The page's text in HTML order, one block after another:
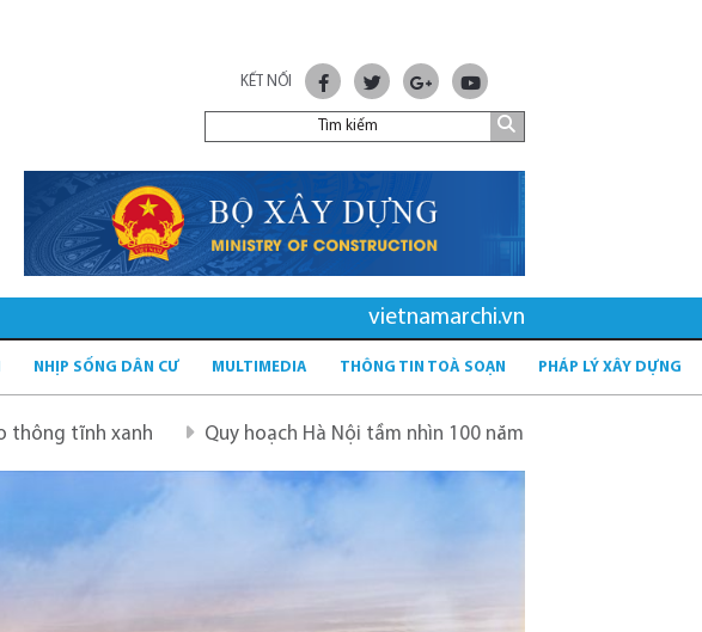
KẾT NỐI
vietnamarchi.vn
NHỊP SỐNG DÂN CƯ MULTIMEDIA THÔNG TIN TOÀ SOẠN PHÁP LÝ XÂY DỰNG
Quy hoạch Hà Nội tầm nhìn 100 năm Quy hoạch mới sau sáp nhập